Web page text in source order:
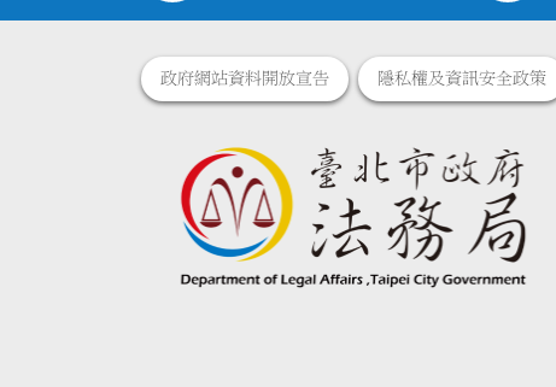
政府網站資料開放宣告 隱私權及資訊安全政策